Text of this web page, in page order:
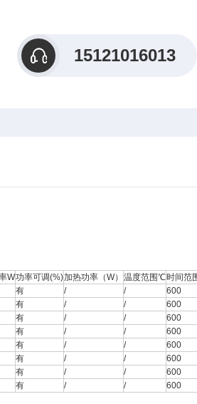
15121016013
W功率可调(%)加热功率（W） 温度范围℃时间范
有 / / 600
有 / / 600
有 / / 600
有 / / 600
有 / / 600
有 / / 600
有 / / 600
有 / / 600